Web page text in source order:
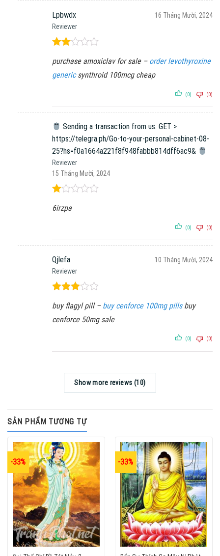
Lpbwdx
Reviewer
16 Tháng Mười, 2024
xếp
hạng
2
purchase amoxiclav for sale – order levothyroxine
genericsynthroid 100mcg cheap
(0) (0)
Sending a transaction from us. GЕТ >
https://telegra.ph/Go-to-your-personal-cabinet-08-
25?hs=f0a1664a221f8f948fabbb814dff6ac9&
Reviewer
15 Tháng Mười, 2024
xếp
sao
6irzpa
(0) (0)
Qjlefa
Reviewer
10 Tháng Mười, 2024
xếp
hạng3
5 sao
buy flagyl pill – buy cenforce 100mg pillsbuy
cenforce 50mg sale
(0) (0)
Show more reviews (10)
SẢN PHẨM TƯƠNG TỰ
-33% -33%